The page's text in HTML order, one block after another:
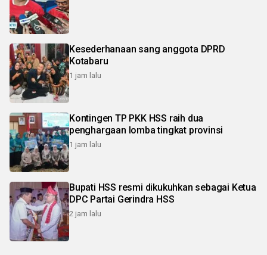
Kesederhanaan sang anggota DPRD
Kotabaru
1 jam lalu
Kontingen TP PKK HSS raih dua
penghargaan lomba tingkat provinsi
1 jam lalu
Bupati HSS resmi dikukuhkan sebagai Ketua
DPC Partai Gerindra HSS
2 jam lalu